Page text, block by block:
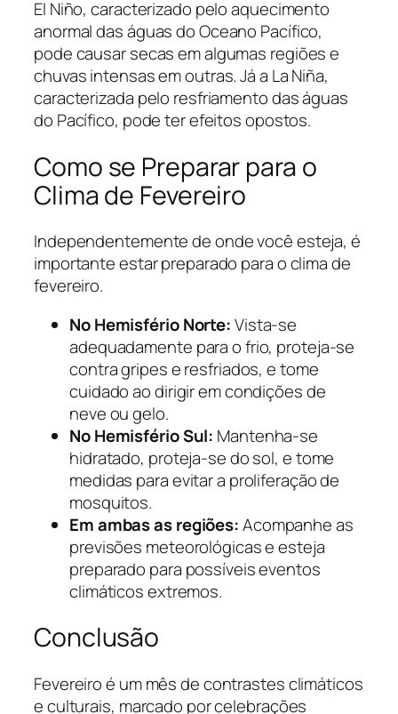
El Niño, caracterizado pelo aquecimento
anormal das águas do Oceano Pacífico,
pode causar secas em algumas regiões e
chuvas intensas em outras. Já a La Niña,
caracterizada pelo resfriamento das águas
do Pacífico, pode ter efeitos opostos.
Como se Preparar para o
Clima de Fevereiro
Independentemente de onde você esteja, é
importante estar preparado para o clima de
fevereiro.
No Hemisfério Norte:Vista-se
adequadamente para o frio, proteja-se
contra gripes e resfriados, e tome
cuidado ao dirigir em condições de
neve ou gelo.
No Hemisfério Sul: Mantenha-se
hidratado, proteja-se do sol, e tome
medidas para evitar a proliferação de
mosquitos.
Em ambas as regiões:Acompanhe as
previsões meteorológicas e esteja
preparado para possíveis eventos
climáticos extremos.
Conclusão
Fevereiro é um mês de contrastes climáticos
e culturais, marcado por celebrações